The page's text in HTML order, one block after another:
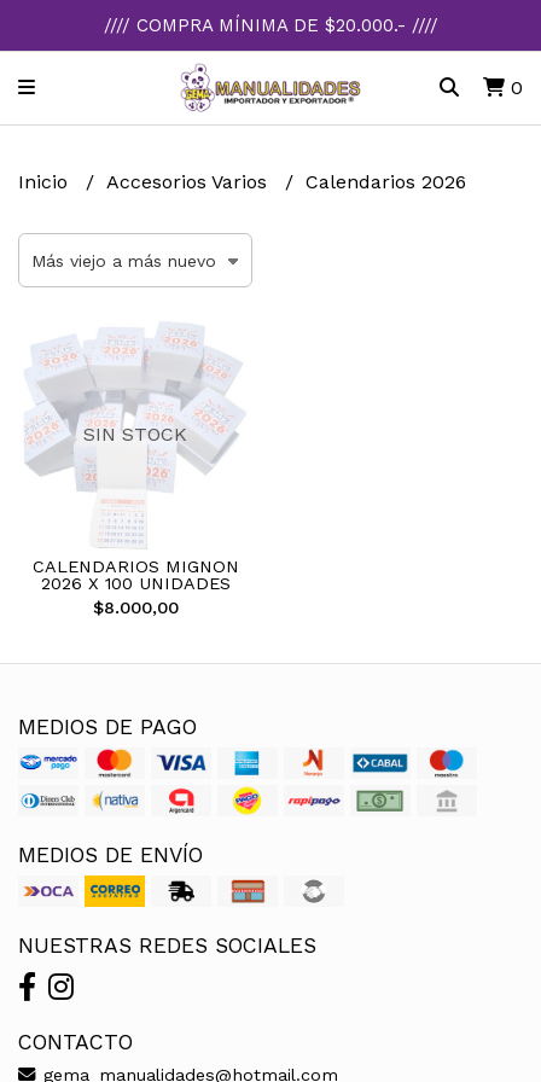
//// COMPRA MÍNIMA DE $20.000.- ////
0
Inicio Accesorios Varios Calendarios 2026
SIN STOCK
CALENDARIOS MIGNON
2026 X 100 UNIDADES
$8.000,00
MEDIOS DE PAGO
MEDIOS DE ENVÍO
NUESTRAS REDES SOCIALES
CONTACTO
gema_manualidades@hotmail.com